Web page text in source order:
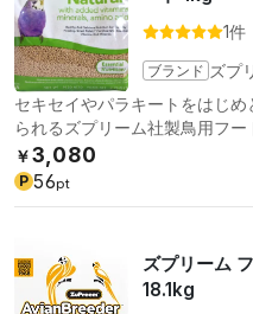
1件
ブランド ズプ
セキセイやパラキートをはじ
られるズプリーム社製鳥用フー
￥3,080
P 56pt
ズプリーム
18.1kg